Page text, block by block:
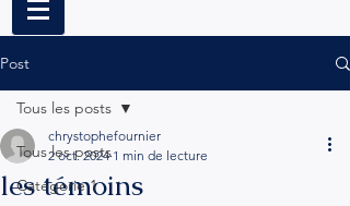
Post
Tous les posts
Catégorie 1
Tous les posts
les témoins
chrystophefournier
2 oct. 2024 1 min de lecture